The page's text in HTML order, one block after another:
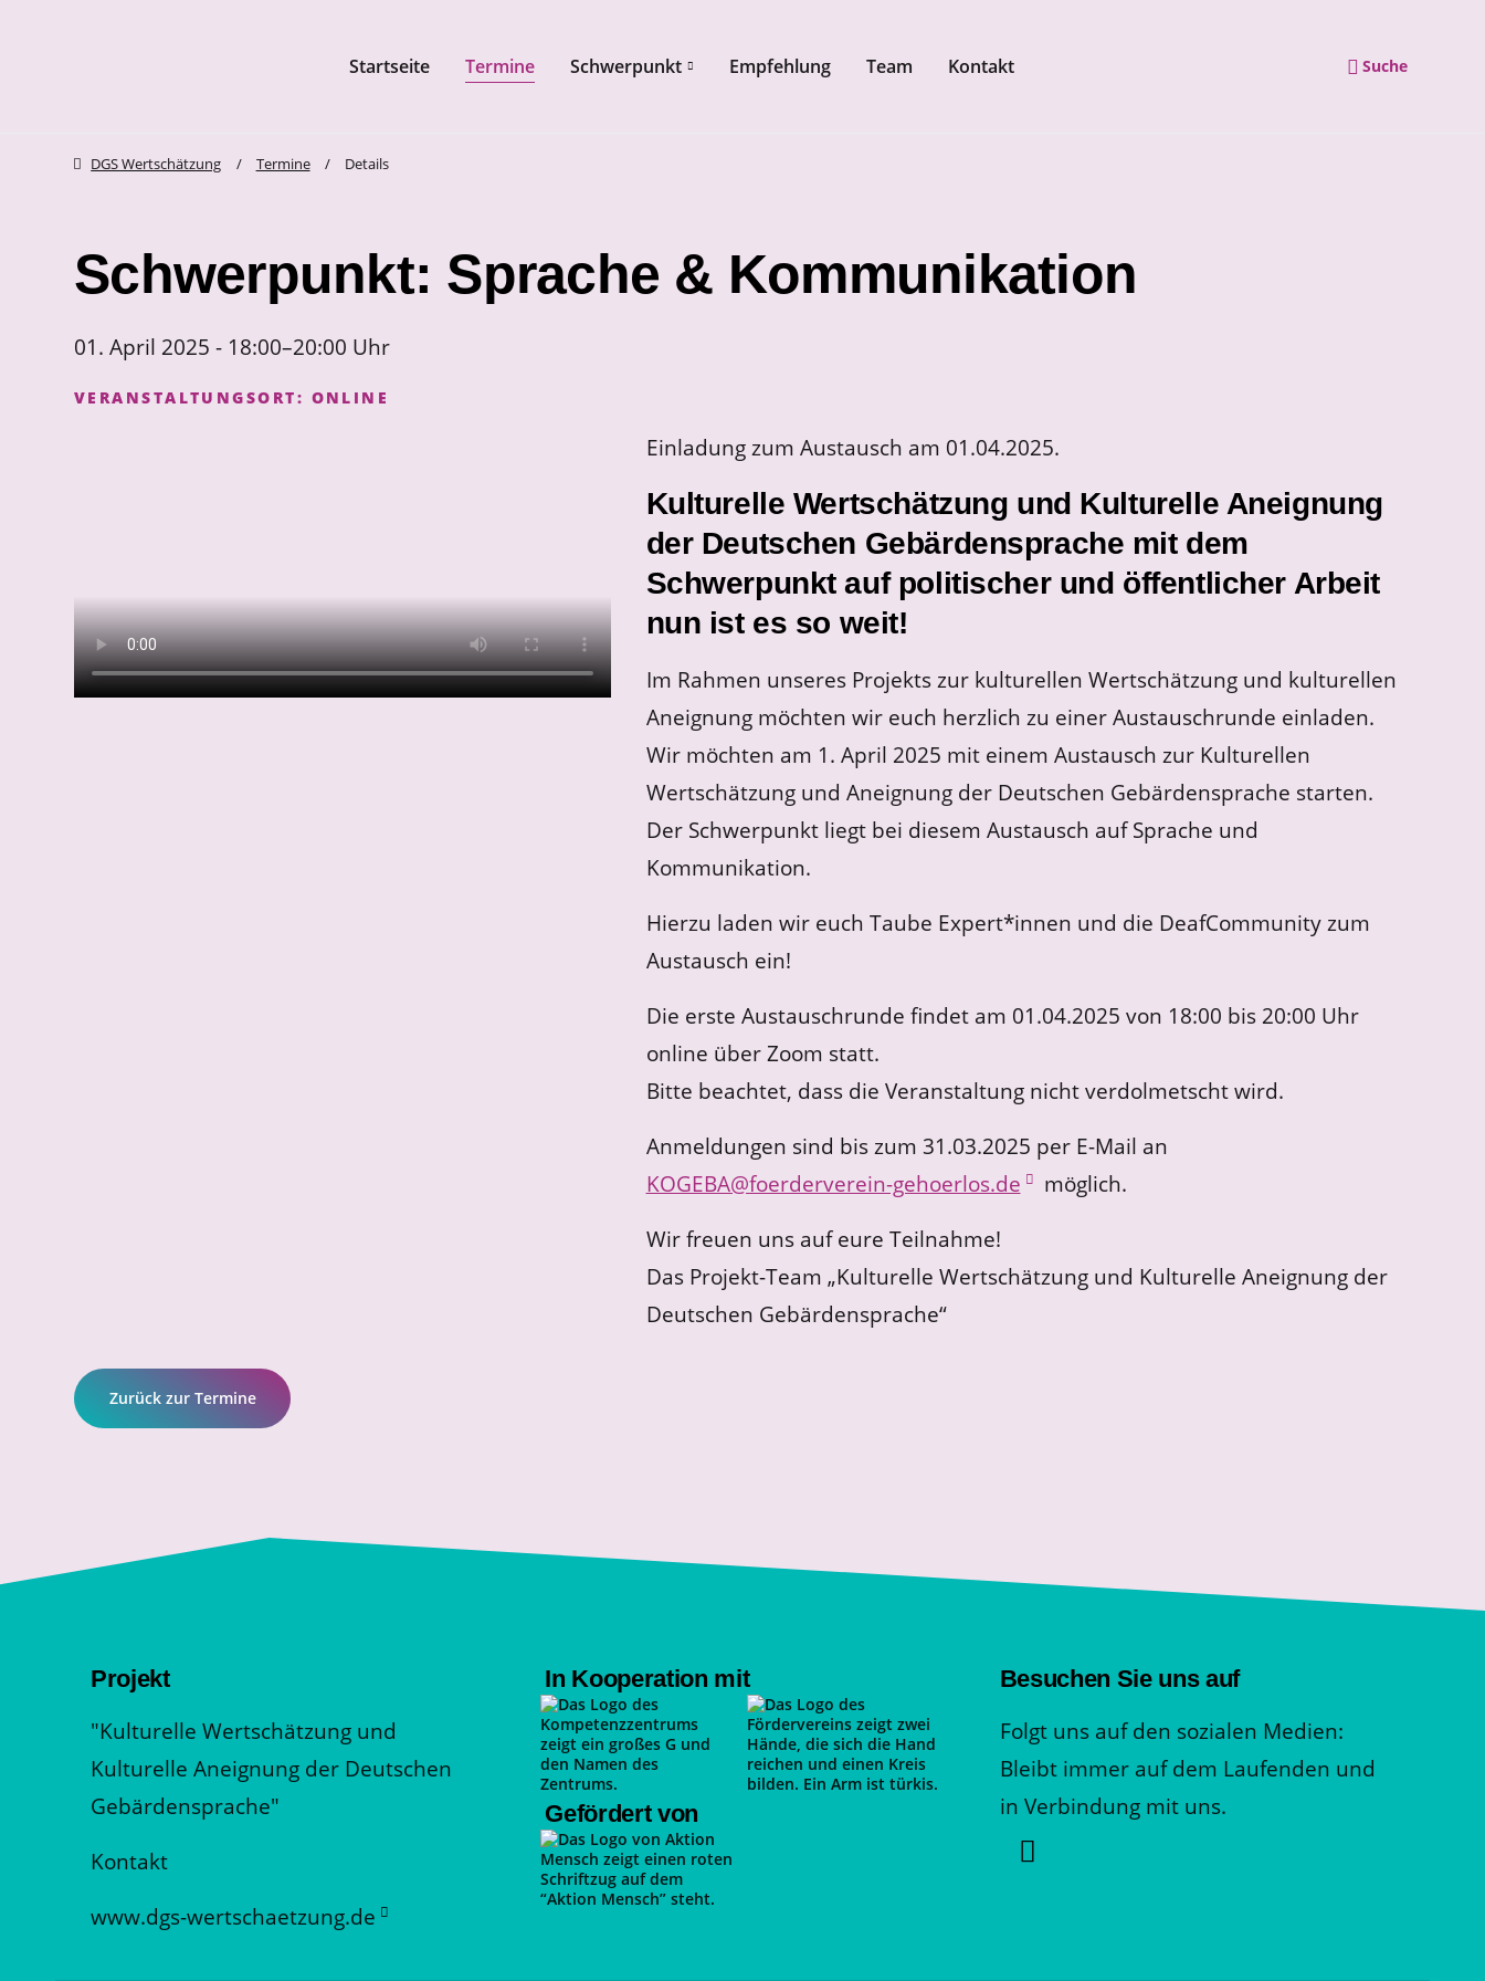
Navigation überspringen
Startseite Termine Schwerpunkt Empfehlung Team Kontakt Suche
zum Inhalt springen
DGS Wertschätzung Termine Details
Schwerpunkt: Sprache & Kommunikation
01. April 2025 - 18:00–20:00 Uhr
VERANSTALTUNGSORT: ONLINE
Einladung zum Austausch am 01.04.2025.
Kulturelle Wertschätzung und Kulturelle Aneignung
der Deutschen Gebärdensprache mit dem
Schwerpunkt auf politischer und öffentlicher Arbeit
nun ist es so weit!
Im Rahmen unseres Projekts zur kulturellen Wertschätzung und kulturellen
Aneignung möchten wir euch herzlich zu einer Austauschrunde einladen.
Wir möchten am 1. April 2025 mit einem Austausch zur Kulturellen
Wertschätzung und Aneignung der Deutschen Gebärdensprache starten.
Der Schwerpunkt liegt bei diesem Austausch auf Sprache und
Kommunikation.
Hierzu laden wir euch Taube Expert*innen und die DeafCommunity zum
Austausch ein!
Die erste Austauschrunde findet am 01.04.2025 von 18:00 bis 20:00 Uhr
online über Zoom statt.
Bitte beachtet, dass die Veranstaltung nicht verdolmetscht wird.
Anmeldungen sind bis zum 31.03.2025 per E-Mail an
KOGEBA@foerderverein-gehoerlos.de
möglich.
Wir freuen uns auf eure Teilnahme!
Das Projekt-Team „Kulturelle Wertschätzung und Kulturelle Aneignung der
Deutschen Gebärdensprache“
Zurück zur Termine
Projekt
"Kulturelle Wertschätzung und
Kulturelle Aneignung der Deutschen
Gebärdensprache"
Kontakt
www.dgs-wertschaetzung.de
In Kooperation mit
Gefördert von
Besuchen Sie uns auf
Folgt uns auf den sozialen Medien:
Bleibt immer auf dem Laufenden und
in Verbindung mit uns.